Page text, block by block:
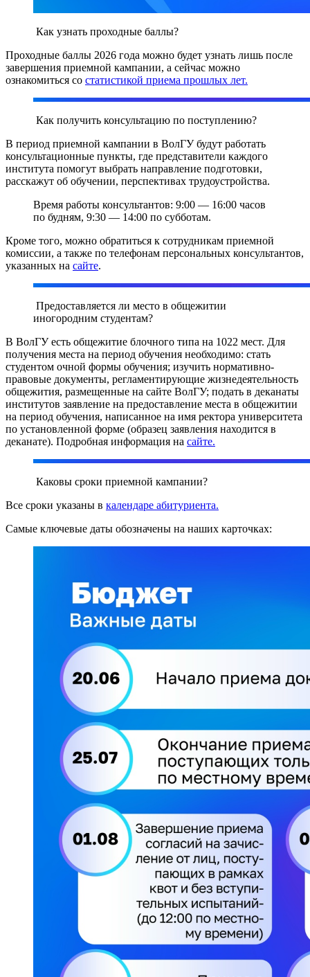
Как узнать проходные баллы?
Проходные баллы 2026 года можно будет узнать лишь после
завершения приемной кампании, а сейчас можно
ознакомиться со статистикой приема прошлых лет.
Как получить консультацию по поступлению?
В период приемной кампании в ВолГУ будут работать
консультационные пункты, где представители каждого
института помогут выбрать направление подготовки,
расскажут об обучении, перспективах трудоустройства.
Время работы консультантов: 9:00 — 16:00 часов
по будням, 9:30 — 14:00 по субботам.
Кроме того, можно обратиться к сотрудникам приемной
комиссии, а также по телефонам персональных консультантов,
указанных на сайте.
Предоставляется ли место в общежитии
иногородним студентам?
В ВолГУ есть общежитие блочного типа на 1022 мест. Для
получения места на период обучения необходимо: стать
студентом очной формы обучения; изучить нормативно-
правовые документы, регламентирующие жизнедеятельность
общежития, размещенные на сайте ВолГУ; подать в деканаты
институтов заявление на предоставление места в общежитии
на период обучения, написанное на имя ректора университета
по установленной форме (образец заявления находится в
деканате). Подробная информация на сайте.
Каковы сроки приемной кампании?
Все сроки указаны в календаре абитуриента.
Самые ключевые даты обозначены на наших карточках: